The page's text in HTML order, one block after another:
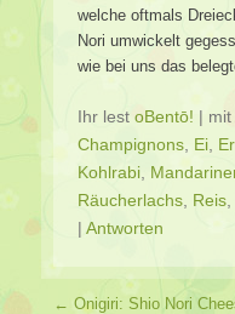
welche oftmals
Nori umwickelt
wie bei uns das
Ihr lest oBentō! | mit
Champignons Ei
Kohlrabi
Räucherlachs Reis
| Antworten
Beitragsverzeichnis
← Onigiri: Shio Nori